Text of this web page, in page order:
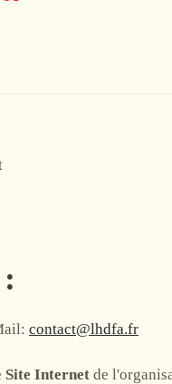
contact@lhdfa.fr
Site Internet de